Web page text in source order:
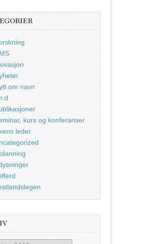
om navn
kurs og konferanser
leder